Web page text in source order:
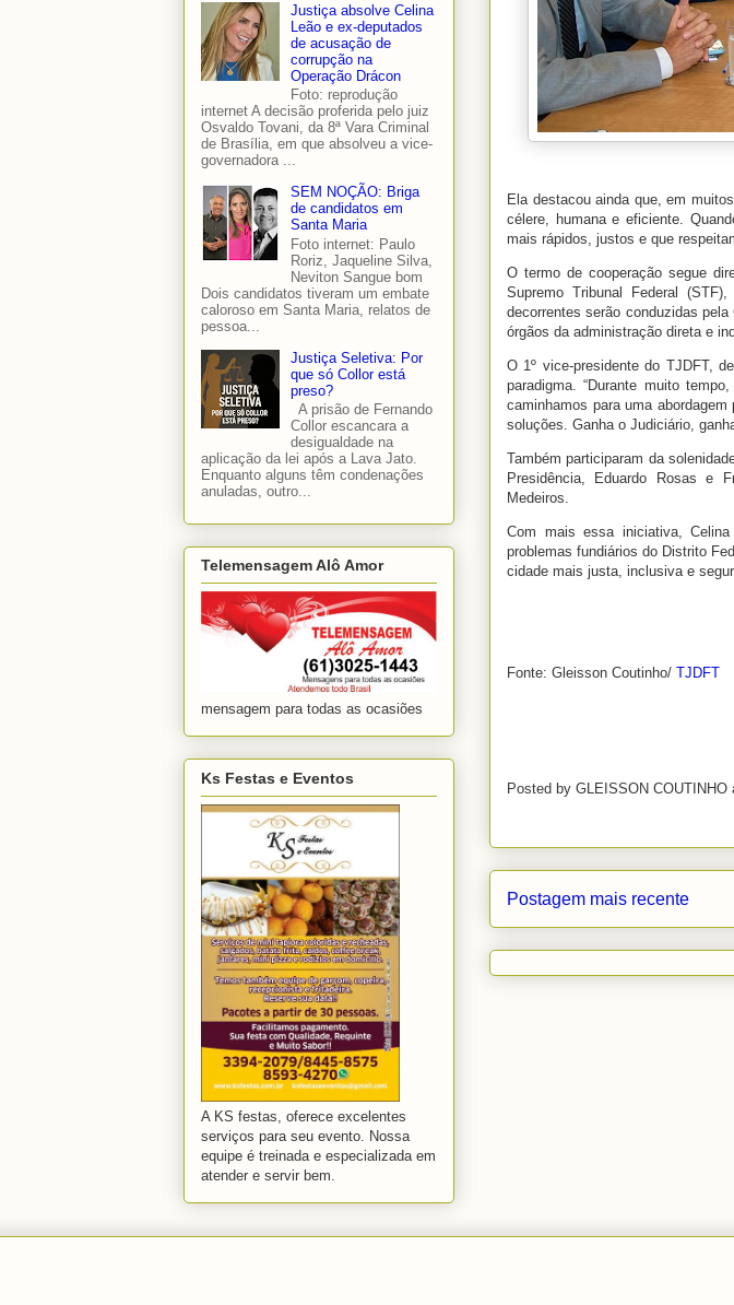
Ela destacou ainda que, em
célere, humana e eficiente.
mais rápidos, justos e que
O termo de cooperação segue
Supremo Tribunal Federal
decorrentes serão conduzidas
órgãos da administração direta e
O 1º vice-presidente do TJDFT,
paradigma. “Durante muito
caminhamos para uma
soluções. Ganha o Judiciário,
Também participaram da
Presidência, Eduardo Rosas e
Medeiros.
Com mais essa iniciativa,
problemas fundiários do Distrito
cidade mais justa, inclusiva e
Fonte: Gleisson Coutinho/ TJDFT
Posted by GLEISSON COUTINHO
Postagem mais recente
Justiça absolve Celina
Leão e ex-deputados
de acusação de
corrupção na
Operação Drácon
Foto: reprodução
internet A decisão proferida pelo juiz
Osvaldo Tovani, da 8ª Vara Criminal
de Brasília, em que absolveu a vice-
governadora ...
SEM NOÇÃO: Briga
de candidatos em
Santa Maria
Foto internet: Paulo
Roriz, Jaqueline Silva,
Neviton Sangue bom
Dois candidatos tiveram um embate
caloroso em Santa Maria, relatos de
pessoa...
Justiça Seletiva: Por
que só Collor está
preso?
A prisão de Fernando
Collor escancara a
desigualdade na
aplicação da lei após a Lava Jato.
Enquanto alguns têm condenações
anuladas, outro...
Telemensagem Alô Amor
mensagem para todas as ocasiões
Ks Festas e Eventos
A KS festas, oferece excelentes
serviços para seu evento. Nossa
equipe é treinada e especializada em
atender e servir bem.